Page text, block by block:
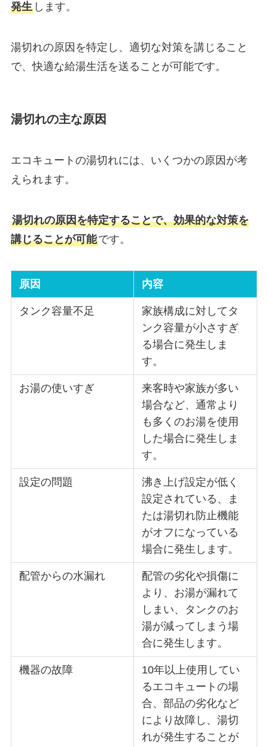
発生します。
湯切れの原因を特定し、適切な対策を講じること
で、快適な給湯生活を送ることが可能です。
湯切れの主な原因
エコキュートの湯切れには、いくつかの原因が考
えられます。
湯切れの原因を特定することで、効果的な対策を
講じることが可能です。
原因 内容
タンク容量不足
家族構成に対してタ
ンク容量が小さすぎ
る場合に発生しま
す。
お湯の使いすぎ
来客時や家族が多い
場合など、通常より
も多くのお湯を使用
した場合に発生しま
す。
設定の問題
沸き上げ設定が低く
設定されている、ま
たは湯切れ防止機能
がオフになっている
場合に発生します。
配管からの水漏れ
配管の劣化や損傷に
より、お湯が漏れて
しまい、タンクのお
湯が減ってしまう場
合に発生します。
機器の故障
10年以上使用してい
るエコキュートの場
合、部品の劣化など
により故障し、湯切
れが発生することが